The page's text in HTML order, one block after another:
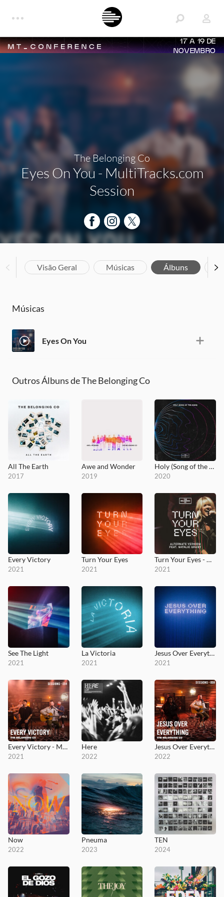
17 A 19 DE
NOVEMBRO
The Belonging Co
Eyes On You - MultiTracks.com
Session
Visão Geral Músicas Álbuns
Músicas
Eyes On You
Outros Álbuns de The Belonging Co
All The Earth
2017
Awe and Wonder
2019
Holy (Song of the Ages)
2020
Every Victory
2021
Turn Your Eyes
2021
Turn Your Eyes - Alternate Version
2021
See The Light
2021
La Victoria
2021
Jesus Over Everything (Radio Edit)
2021
Every Victory - MultiTracks.com Session
2021
Here
2022
Jesus Over Everything - MultiTracks.com Session
2022
Now
2022
Pneuma
2023
TEN
2024